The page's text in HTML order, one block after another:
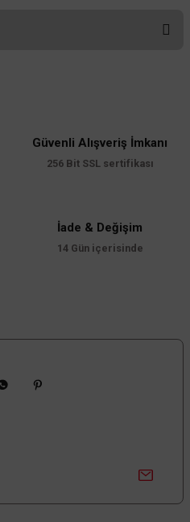
olmalı.
Güvenli Alışveriş İmkanı
256 Bit SSL sertifikası
İade & Değişim
14 Gün içerisinde